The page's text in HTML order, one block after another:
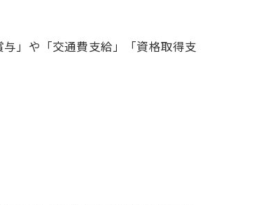
」や「交通費支給」「資格取得支